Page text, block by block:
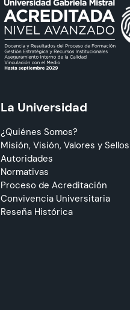
La Universidad
¿Quiénes Somos?
Misión, Visión, Valores y Sellos
Autoridades
Normativas
Proceso de Acreditación
Convivencia Universitaria
Reseña Histórica